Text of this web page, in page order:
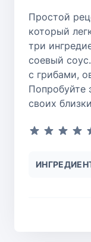
Простой
который
три
соевый
с грибами,
Попробуйте
своих